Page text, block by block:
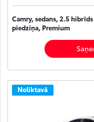
Camry, sedans, 2.5
piedziņa, Premium
Noliktavā